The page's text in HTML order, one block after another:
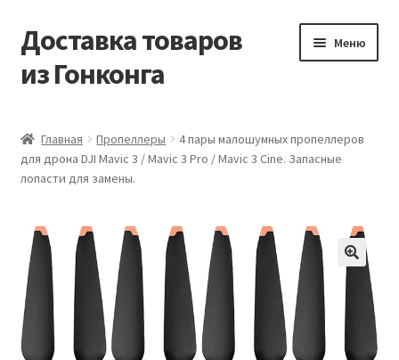
Перейти
к
навигации
Перейти
к
содержимому
Доставка товаров
из Гонконга
Меню
Контакты
Мой аккаунт
Новости
Оптовый склад
Главная Пропеллеры
4 пары малошумных пропеллеров
для дрона DJI Mavic 3 / Mavic 3 Pro / Mavic 3 Cine. Запасные
лопасти для замены.